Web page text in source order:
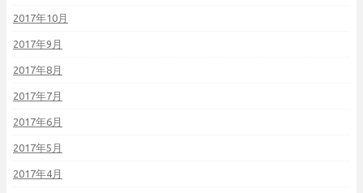
2017年10月
2017年9月
2017年8月
2017年7月
2017年6月
2017年5月
2017年4月